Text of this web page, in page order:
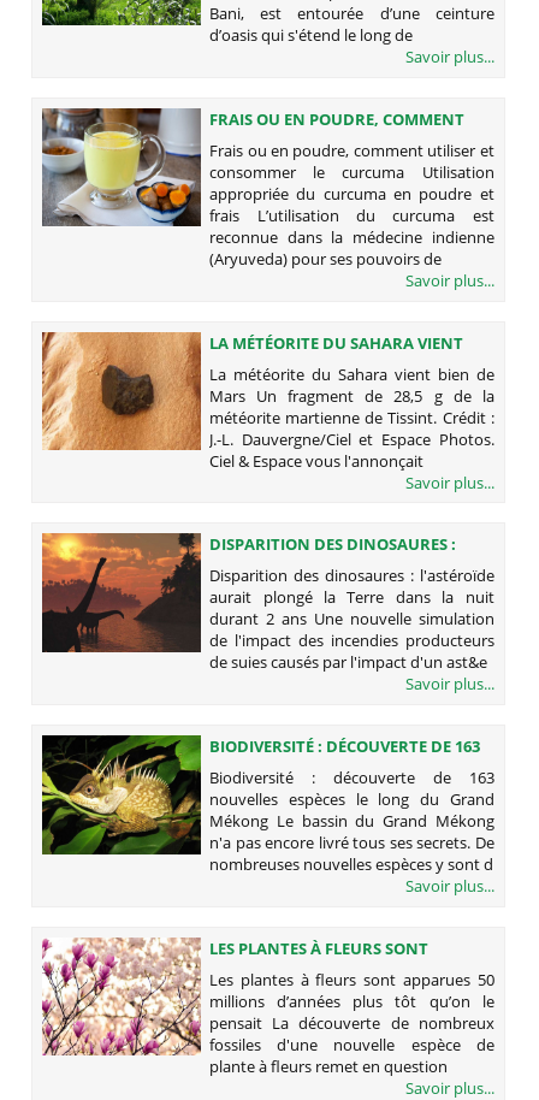
Bani, est entourée d’une ceinture
d’oasis qui s'étend le long de
Savoir plus...
FRAIS OU EN POUDRE, COMMENT
UTILISER ET CONSOMMER LE
CURCUMA
Frais ou en poudre, comment utiliser et
consommer le curcuma Utilisation
appropriée du curcuma en poudre et
frais L’utilisation du curcuma est
reconnue dans la médecine indienne
(Aryuveda) pour ses pouvoirs de
Savoir plus...
LA MÉTÉORITE DU SAHARA VIENT
BIEN DE MARS
La météorite du Sahara vient bien de
Mars Un fragment de 28,5 g de la
météorite martienne de Tissint. Crédit :
J.-L. Dauvergne/Ciel et Espace Photos.
Ciel & Espace vous l'annonçait
Savoir plus...
DISPARITION DES DINOSAURES :
L'ASTÉROÏDE AURAIT PLONGÉ LA
TERRE DANS LA NUIT DURANT 2 ANS
Disparition des dinosaures : l'astéroïde
aurait plongé la Terre dans la nuit
durant 2 ans Une nouvelle simulation
de l'impact des incendies producteurs
de suies causés par l'impact d'un ast&e
Savoir plus...
BIODIVERSITÉ : DÉCOUVERTE DE 163
NOUVELLES ESPÈCES LE LONG DU
GRAND MÉKONG
Biodiversité : découverte de 163
nouvelles espèces le long du Grand
Mékong Le bassin du Grand Mékong
n'a pas encore livré tous ses secrets. De
nombreuses nouvelles espèces y sont d
Savoir plus...
LES PLANTES À FLEURS SONT
APPARUES 50 MILLIONS D’ANNÉES
PLUS TÔT QU’ON LE PENSAIT
Les plantes à fleurs sont apparues 50
millions d’années plus tôt qu’on le
pensait La découverte de nombreux
fossiles d'une nouvelle espèce de
plante à fleurs remet en question
Savoir plus...